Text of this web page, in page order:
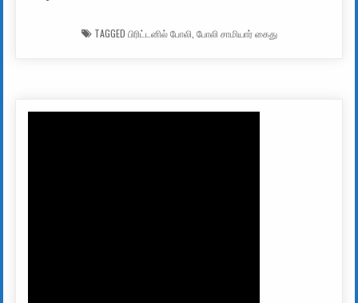
TAGGED பிரிட்டனில் போலி போலி சாமியார் கைது